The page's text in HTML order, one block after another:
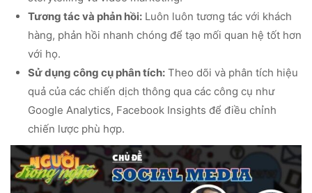
Tương tác và phản hồi: Luôn luôn tương tác với khách
hàng, phản hồi nhanh chóng để tạo mối quan hệ tốt hơn
với họ.
Sử dụng công cụ phân tích: Theo dõi và phân tích hiệu
quả của các chiến dịch thông qua các công cụ như
Google Analytics, Facebook Insights để điều chỉnh
chiến lược phù hợp.